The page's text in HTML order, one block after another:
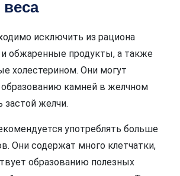
исключить из рациона
обжаренные продукты, а также
холестерином. Они могут
камней в желчном
застой желчи.
употреблять больше
Они содержат много клетчатки,
образованию полезных